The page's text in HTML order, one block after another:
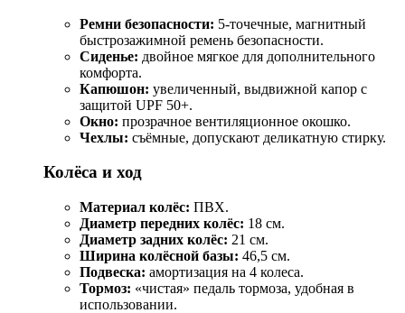
Ремни безопасности: 5‑точечные, магнитный
быстрозажимной ремень безопасности.
Сиденье: двойное мягкое для дополнительного
комфорта.
Капюшон: увеличенный, выдвижной капор с
защитой UPF 50+.
Окно: прозрачное вентиляционное окошко.
Чехлы: съёмные, допускают деликатную стирку.
Колёса и ход
Материал колёс: ПВХ.
Диаметр передних колёс: 18 см.
Диаметр задних колёс: 21 см.
Ширина колёсной базы: 46,5 см.
Подвеска: амортизация на 4 колеса.
Тормоз: «чистая» педаль тормоза, удобная в
использовании.